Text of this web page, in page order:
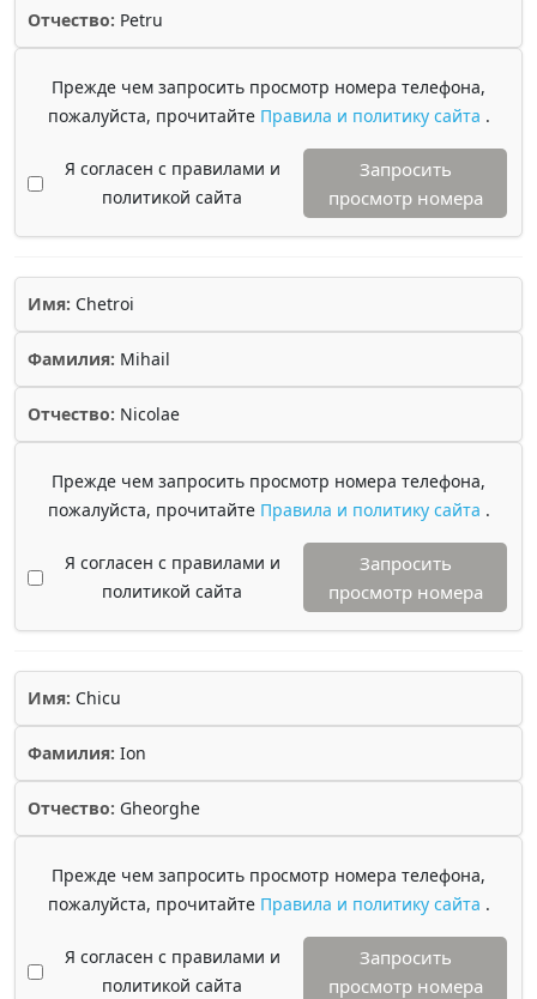
Отчество: Petru
Прежде чем запросить просмотр номера телефона,
пожалуйста, прочитайте Правила и политику сайта .
Я согласен с правилами и
политикой сайта
Запросить
просмотр номера
Имя: Chetroi
Фамилия: Mihail
Отчество: Nicolae
Прежде чем запросить просмотр номера телефона,
пожалуйста, прочитайте Правила и политику сайта .
Я согласен с правилами и
политикой сайта
Запросить
просмотр номера
Имя: Chicu
Фамилия: Ion
Отчество: Gheorghe
Прежде чем запросить просмотр номера телефона,
пожалуйста, прочитайте Правила и политику сайта .
Я согласен с правилами и
политикой сайта
Запросить
просмотр номера